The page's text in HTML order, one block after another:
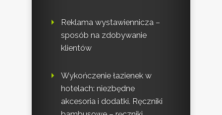
Reklama wystawiennicza –
sposób na zdobywanie
klientów
Wykończenie łazienek w
hotelach: niezbędne
akcesoria i dodatki. Ręczniki